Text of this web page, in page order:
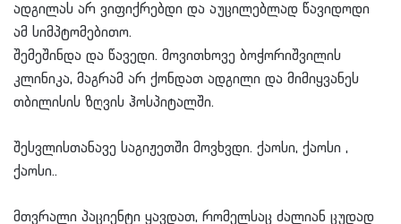
ადგილას არ ვიფიქრებდი და აუცილებლად წავიდოდი
ამ სიმპტომებითო.
შემეშინდა და წავედი. მოვითხოვე ბოჭორიშვილის
კლინიკა, მაგრამ არ ქონდათ ადგილი და მიმიყვანეს
თბილისის ზღვის ჰოსპიტალში.
შესვლისთანავე საგიჟეთში მოვხვდი. ქაოსი, ქაოსი ,
ქაოსი..
მთვრალი პაციენტი ყავდათ, რომელსაც ძალიან ცუდად